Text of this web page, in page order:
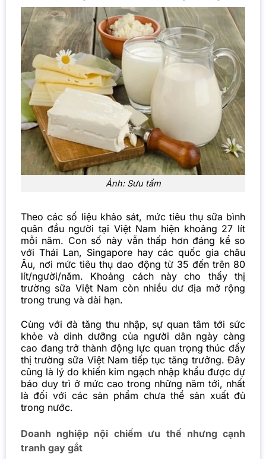
Ảnh: Sưu tầm
Theo các số liệu khảo sát, mức tiêu thụ sữa bình
quân đầu người tại Việt Nam hiện khoảng 27 lít
mỗi năm. Con số này vẫn thấp hơn đáng kể so
với Thái Lan, Singapore hay các quốc gia châu
Âu, nơi mức tiêu thụ dao động từ 35 đến trên 80
lít/người/năm. Khoảng cách này cho thấy thị
trường sữa Việt Nam còn nhiều dư địa mở rộng
trong trung và dài hạn.
Cùng với đà tăng thu nhập, sự quan tâm tới sức
khỏe và dinh dưỡng của người dân ngày càng
cao đang trở thành động lực quan trọng thúc đẩy
thị trường sữa Việt Nam tiếp tục tăng trưởng. Đây
cũng là lý do khiến kim ngạch nhập khẩu được dự
báo duy trì ở mức cao trong những năm tới, nhất
là đối với các sản phẩm chưa thể sản xuất đủ
trong nước.
Doanh nghiệp nội chiếm ưu thế nhưng cạnh
tranh gay gắt